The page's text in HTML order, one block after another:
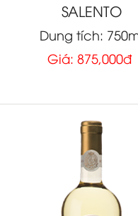
SALENTO
Dung tích:
Giá: 875,000đ